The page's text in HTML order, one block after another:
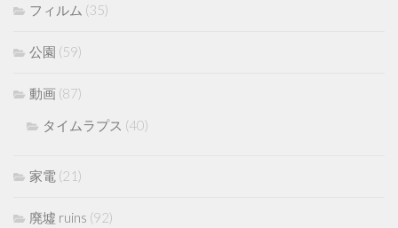
フィルム (35)
公園 (59)
動画 (87)
タイムラプス (40)
家電 (21)
廃墟 ruins (92)